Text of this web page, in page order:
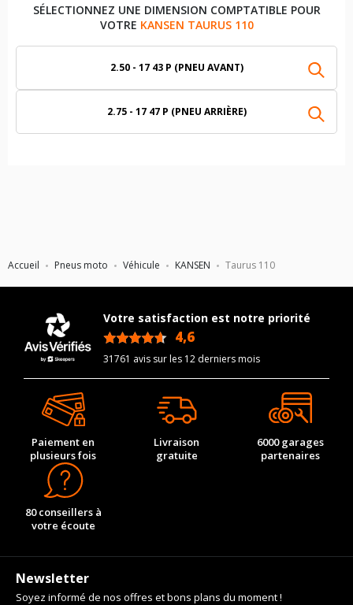
Accueil Pneus moto Véhicule KANSEN Taurus 110
SÉLECTIONNEZ UNE DIMENSION COMPTATIBLE POUR
VOTRE KANSEN TAURUS 110
2.50 - 17 43 P (PNEU AVANT)
2.75 - 17 47 P (PNEU ARRIÈRE)
Votre satisfaction est notre priorité
4,6
31761 avis sur les 12 derniers mois
Paiement en
plusieurs fois
Livraison
gratuite
6000 garages
partenaires
80 conseillers à
votre écoute
Newsletter
Soyez informé de nos offres et bons plans du moment !